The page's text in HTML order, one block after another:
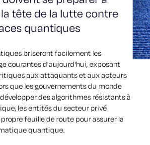
tête de la lutte contre
quantiques
briseront facilement les
courantes d'aujourd'hui, exposant
aux attaquants et aux acteurs
que les gouvernements du monde
des algorithmes résistants à
les entités du secteur privé
feuille de route pour assurer la
quantique.